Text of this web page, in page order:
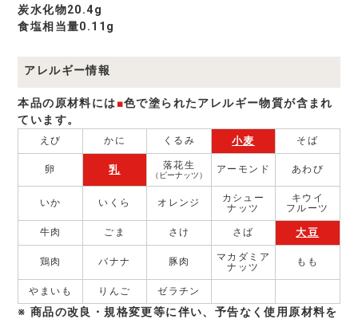
炭水化物20.4g
食塩相当量0.11g
アレルギー情報
本品の原材料には■色で塗られたアレルギー物質が含まれ
ています。
えび かに くるみ 小麦 そば
卵 乳 落花生
（ピーナッツ） アーモンド あわび
いか いくら オレンジ
カシュー
ナッツ
キウイ
フルーツ
牛肉 ごま さけ さば 大豆
鶏肉 バナナ 豚肉
マカダミア
ナッツ
もも
やまいも りんご ゼラチン
商品の改良・規格変更等に伴い、予告なく使⽤原材料を